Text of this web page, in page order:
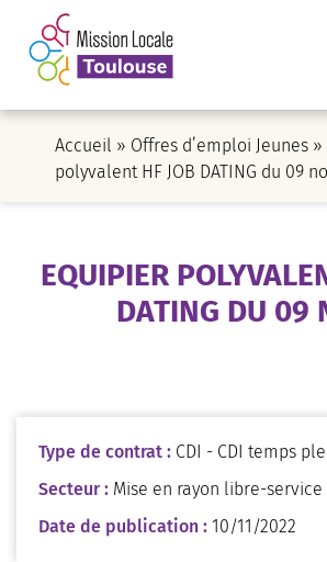
Accueil » Offres d’emploi Jeunes »
polyvalent HF JOB DATING du 09
EQUIPIER
DATING DU 09
Type de contrat : CDI - CDI temps
Secteur : Mise en rayon libre-service
Date de publication : 10/11/2022